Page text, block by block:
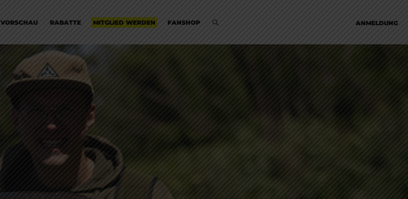
VORSCHAU RABATTE MITGLIED WERDEN FANSHOP ANMELDUNG